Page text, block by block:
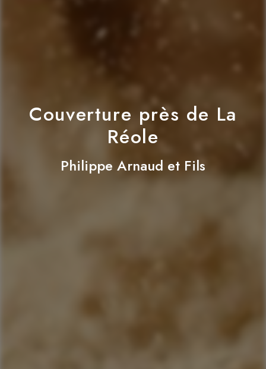
Couverture près de La
Réole
Philippe Arnaud et Fils